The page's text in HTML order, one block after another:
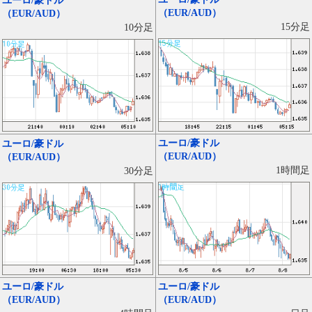
（EUR/AUD）
10分足
（EUR/AUD）
15分足
ユーロ/豪ドル
（EUR/AUD）
30分足
ユーロ/豪ドル
（EUR/AUD）
1時間足
ユーロ/豪ドル
（EUR/AUD）
ユーロ/豪ドル
（EUR/AUD）